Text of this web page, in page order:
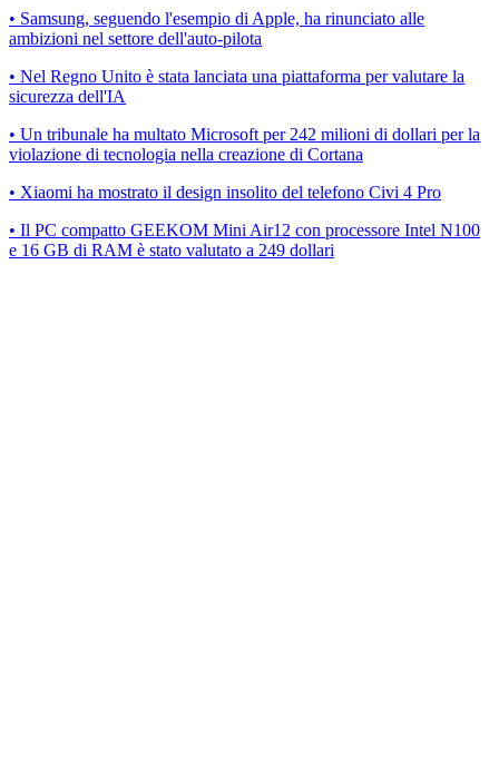
• Samsung, seguendo l'esempio di Apple, ha rinunciato alle
ambizioni nel settore dell'auto-pilota
• Nel Regno Unito è stata lanciata una piattaforma per valutare la
sicurezza dell'IA
• Un tribunale ha multato Microsoft per 242 milioni di dollari per la
violazione di tecnologia nella creazione di Cortana
• Xiaomi ha mostrato il design insolito del telefono Civi 4 Pro
• Il PC compatto GEEKOM Mini Air12 con processore Intel N100
e 16 GB di RAM è stato valutato a 249 dollari